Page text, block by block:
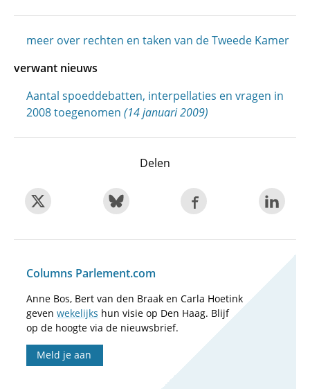
meer over rechten en taken van de Tweede Kamer
verwant nieuws
Aantal spoeddebatten, interpellaties en vragen in
2008 toegenomen (14 januari 2009)
Delen
Columns Parlement.com
Anne Bos, Bert van den Braak en Carla Hoetink
geven wekelijks hun visie op Den Haag. Blijf
op de hoogte via de nieuwsbrief.
Meld je aan